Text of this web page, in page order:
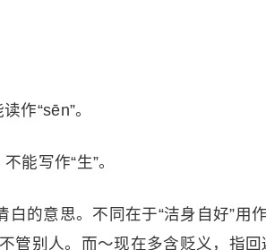
作“sēn”。
能写作“生”。
白的意思。不同在于“洁身自好”用
管别人。而～现在多含贬义，指